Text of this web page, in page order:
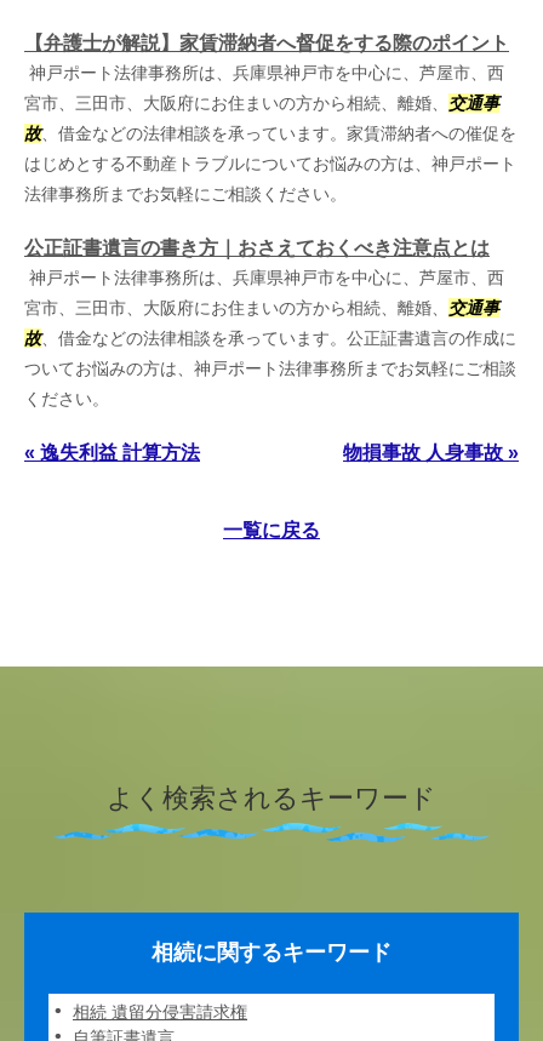
【弁護士が解説】家賃滞納者へ督促をする際のポイント
神戸ポート法律事務所は、兵庫県神戸市を中心に、芦屋市、西
宮市、三田市、大阪府にお住まいの方から相続、離婚、 交通事
故、借金などの法律相談を承っています。家賃滞納者への催促を
はじめとする不動産トラブルについてお悩みの方は、神戸ポート
法律事務所までお気軽にご相談ください。
公正証書遺言の書き方｜おさえておくべき注意点とは
神戸ポート法律事務所は、兵庫県神戸市を中心に、芦屋市、西
宮市、三田市、大阪府にお住まいの方から相続、離婚、 交通事
故、借金などの法律相談を承っています。公正証書遺言の作成に
ついてお悩みの方は、神戸ポート法律事務所までお気軽にご相談
ください。
« 逸失利益 計算方法 物損事故 人身事故 »
一覧に戻る
よく検索されるキーワード
相続に関するキーワード
相続 遺留分侵害請求権